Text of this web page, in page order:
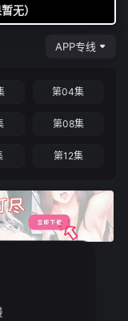
无）
APP专线
第04集
第08集
第12集